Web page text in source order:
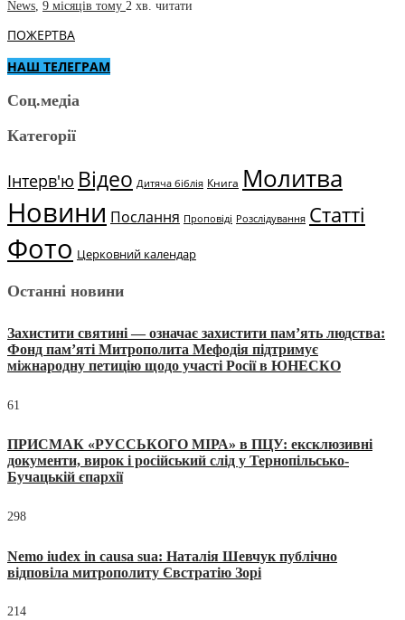
News, 9 місяців тому 2 хв. читати
ПОЖЕРТВА
НАШ ТЕЛЕГРАМ
Соц.медіа
Категорії
Інтерв'ю Відео Дитяча біблія Книга Молитва
Новини Послання Проповіді Розслідування Статті
Фото Церковний календар
Останні новини
Захистити святині — означає захистити пам’ять людства:
Фонд пам’яті Митрополита Мефодія підтримує
міжнародну петицію щодо участі Росії в ЮНЕСКО
61
ПРИСМАК «РУССЬКОГО МІРА» в ПЦУ: ексклюзивні
документи, вирок і російський слід у Тернопільсько-
Бучацькій єпархії
298
Nemo iudex in causa sua: Наталія Шевчук публічно
відповіла митрополиту Євстратію Зорі
214